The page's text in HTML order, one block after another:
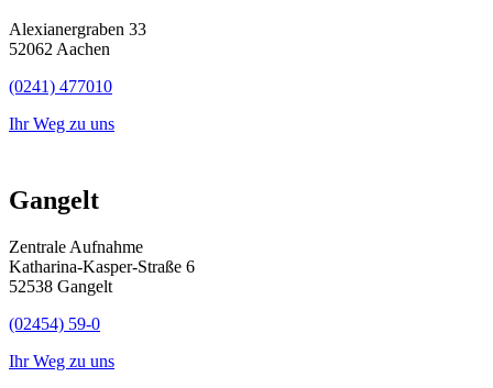
Alexianergraben 33
52062 Aachen
(0241) 477010
Ihr Weg zu uns
Gangelt
Zentrale Aufnahme
Katharina-Kasper-Straße 6
52538 Gangelt
(02454) 59-0
Ihr Weg zu uns